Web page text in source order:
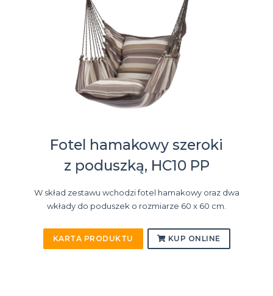
Fotel hamakowy szeroki
z poduszką, HC10 PP
W skład zestawu wchodzi fotel hamakowy oraz dwa
wkłady do poduszek o rozmiarze 60 x 60 cm.
KARTA PRODUKTU KUP ONLINE